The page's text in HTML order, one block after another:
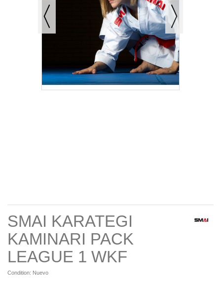
SMAI KARATEGI
KAMINARI PACK
LEAGUE 1 WKF
Condition: Nuevo